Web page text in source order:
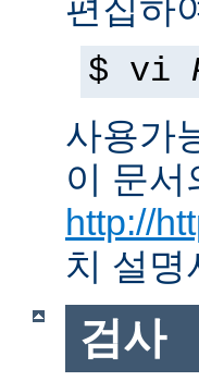
편집하
$ vi
사용가
이 문서
http://
치 설명
검사